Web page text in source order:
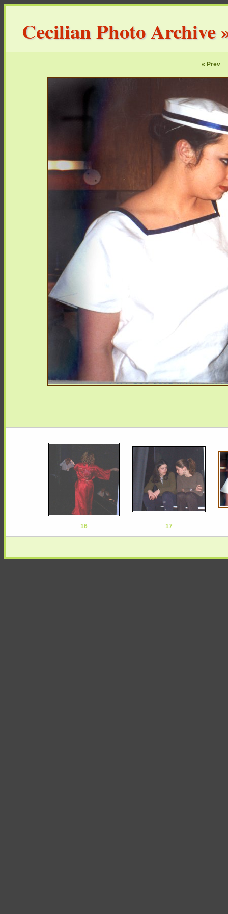
Cecilian Photo Archive
« Prev
16 17